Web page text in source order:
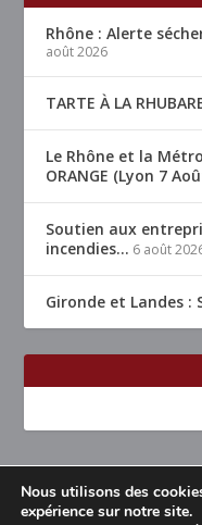
Rhône : Alerte
août 2026
TARTE À LA
Le Rhône et la
ORANGE (Lyon 7
Soutien aux
incendies… 6 août
Gironde et Landes :
Conçu parElegant
Nous utilisons des
expérience sur notre site.